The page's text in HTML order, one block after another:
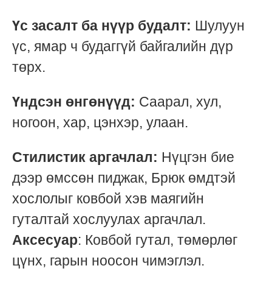
Үс засалт ба нүүр будалт: Шулуун
үс, ямар ч будаггүй байгалийн дүр
төрх.
Үндсэн өнгөнүүд: Саарал, хул,
ногоон, хар, цэнхэр, улаан.
Стилистик аргачлал: Нүцгэн бие
дээр өмссөн пиджак, Брюк өмдтэй
хослолыг ковбой хэв маягийн
гуталтай хослуулах аргачлал.
Аксесуар: Ковбой гутал, төмөрлөг
цүнх, гарын ноосон чимэглэл.